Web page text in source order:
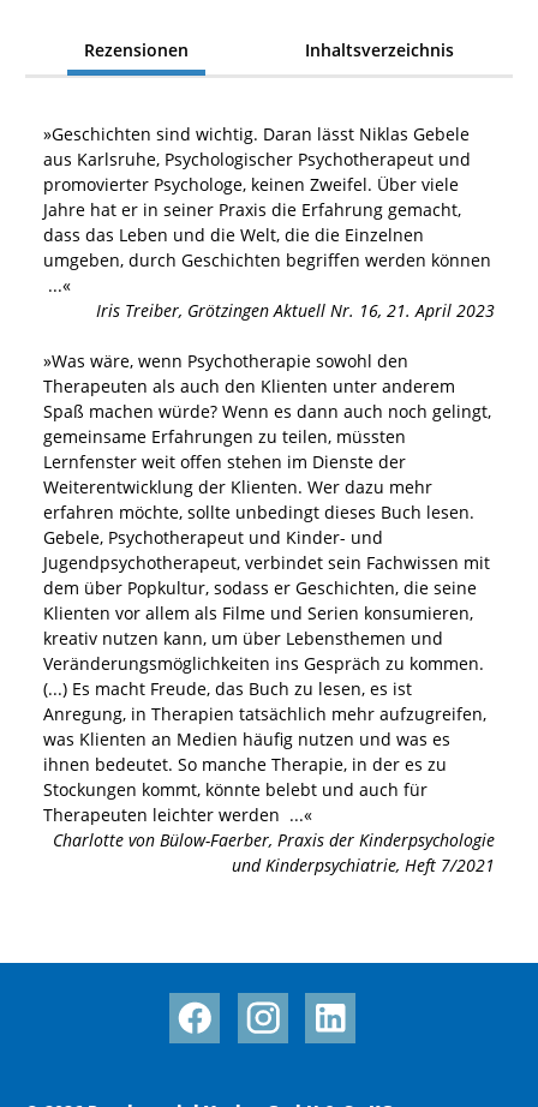
Rezensionen Inhaltsverzeichnis
»Geschichten sind wichtig. Daran lässt Niklas Gebele
aus Karlsruhe, Psychologischer Psychotherapeut und
promovierter Psychologe, keinen Zweifel. Über viele
Jahre hat er in seiner Praxis die Erfahrung gemacht,
dass das Leben und die Welt, die die Einzelnen
umgeben, durch Geschichten begriffen werden können
...«
Iris Treiber, Grötzingen Aktuell Nr. 16, 21. April 2023
»Was wäre, wenn Psychotherapie sowohl den
Therapeuten als auch den Klienten unter anderem
Spaß machen würde? Wenn es dann auch noch gelingt,
gemeinsame Erfahrungen zu teilen, müssten
Lernfenster weit offen stehen im Dienste der
Weiterentwicklung der Klienten. Wer dazu mehr
erfahren möchte, sollte unbedingt dieses Buch lesen.
Gebele, Psychotherapeut und Kinder- und
Jugendpsychotherapeut, verbindet sein Fachwissen mit
dem über Popkultur, sodass er Geschichten, die seine
Klienten vor allem als Filme und Serien konsumieren,
kreativ nutzen kann, um über Lebensthemen und
Veränderungsmöglichkeiten ins Gespräch zu kommen.
(...) Es macht Freude, das Buch zu lesen, es ist
Anregung, in Therapien tatsächlich mehr aufzugreifen,
was Klienten an Medien häufig nutzen und was es
ihnen bedeutet. So manche Therapie, in der es zu
Stockungen kommt, könnte belebt und auch für
Therapeuten leichter werden ...«
Charlotte von Bülow-Faerber, Praxis der Kinderpsychologie
und Kinderpsychiatrie, Heft 7/2021